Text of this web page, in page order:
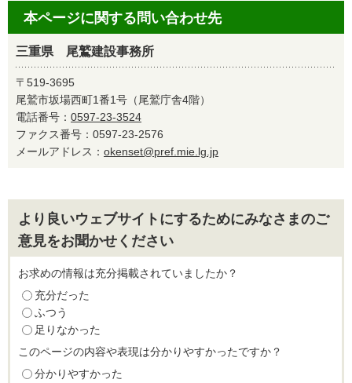
本ページに関する問い合わせ先
三重県 尾鷲建設事務所
〒519-3695
尾鷲市坂場西町1番1号（尾鷲庁舎4階）
電話番号： 0597-23-3524
ファクス番号：0597-23-2576
メールアドレス： okenset@pref.mie.lg.jp
より良いウェブサイトにするためにみなさまのご
意見をお聞かせください
お求めの情報は充分掲載されていましたか？
充分だった
ふつう
足りなかった
このページの内容や表現は分かりやすかったですか？
分かりやすかった